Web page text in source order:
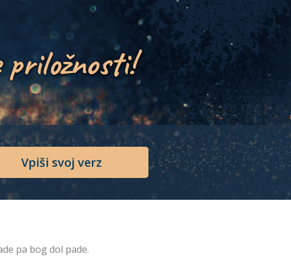
priložnosti!
Vpiši svoj verz
pa bog dol pade.